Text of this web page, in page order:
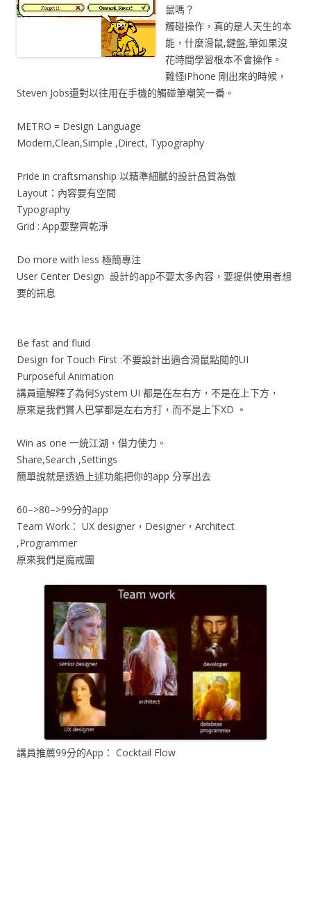
鼠嗎？
觸碰操作，真的是人天生的本
能，什麼滑鼠,鍵盤,筆如果沒
花時間學習根本不會操作。
難怪iPhone 剛出來的時候，
Steven Jobs還對以往用在手機的觸碰筆嘲笑一番。
METRO = Design Language
Modern,Clean,Simple ,Direct, Typography
Pride in craftsmanship 以精準細膩的設計品質為傲
Layout：內容要有空間
Typography
Grid : App要整齊乾淨
Do more with less 極簡專注
User Center Design 設計的app不要太多內容，要提供使用者想
要的訊息
Be fast and fluid
Design for Touch First :不要設計出適合滑鼠點閱的UI
Purposeful Animation
講員還解釋了為何System UI 都是在左右方，不是在上下方，
原來是我們賞人巴掌都是左右方打，而不是上下XD 。
Win as one 一統江湖，借力使力。
Share,Search ,Settings
簡單說就是透過上述功能把你的app 分享出去
60–>80–>99分的app
Team Work： UX designer，Designer，Architect
,Programmer
原來我們是魔戒團
講員推薦99分的App： Cocktail Flow